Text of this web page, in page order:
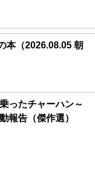
本（2026.08.05 朝
ったチャーハン～
報告（傑作選）